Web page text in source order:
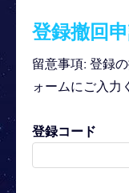
登録撤回
留意事項: 登録
ォームにご入力
登録コード